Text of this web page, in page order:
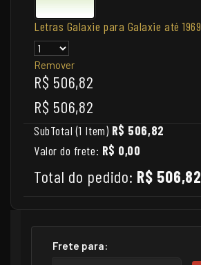
Letras Galaxie para Galaxie até 1969
Remover
R$ 506,82
R$ 506,82
SubTotal (1 Item) R$ 506,82
Valor do frete: R$ 0,00
Total do pedido: R$ 506,82
Frete para: